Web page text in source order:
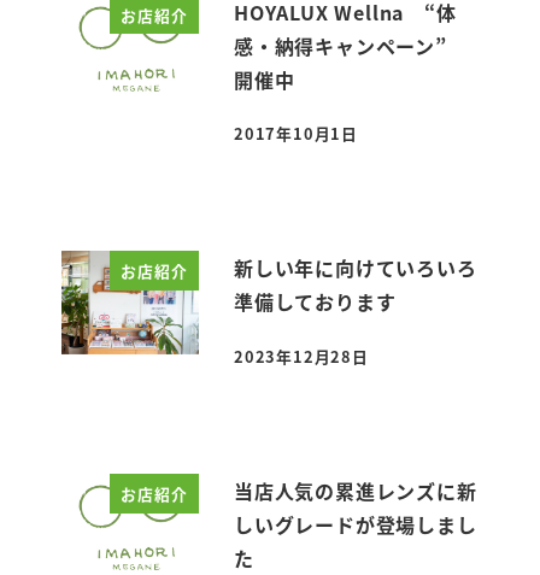
お店紹介
HOYALUX Wellna “体
感・納得キャンペーン”
開催中
投稿日
2017年10月1日
お店紹介
新しい年に向けていろいろ
準備しております
投稿日
2023年12月28日
お店紹介
当店人気の累進レンズに新
しいグレードが登場しまし
た